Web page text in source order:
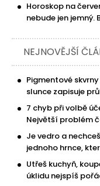
Horoskop na
nebude jen jemný.
NEJNOVĚJŠÍ
Pigmentové
slunce zapisuje
7 chyb při volbě
Největší problém
Je vedro a
jednoho hrnce,
Utřeš kuchyň,
úklidu nejspíš